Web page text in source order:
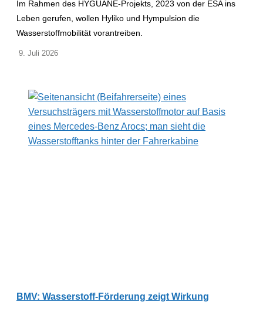
Im Rahmen des HYGUANE-Projekts, 2023 von der ESA ins
Leben gerufen, wollen Hyliko und Hympulsion die
Wasserstoffmobilität vorantreiben.
9. Juli 2026
BMV: Wasserstoff-Förderung zeigt Wirkung